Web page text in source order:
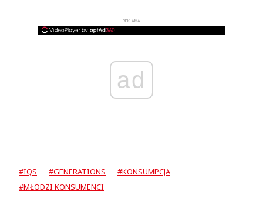
REKLAMA
ad
#IQS #GENERATIONS
#KONSUMPCJA
#MŁODZI KONSUMENCI